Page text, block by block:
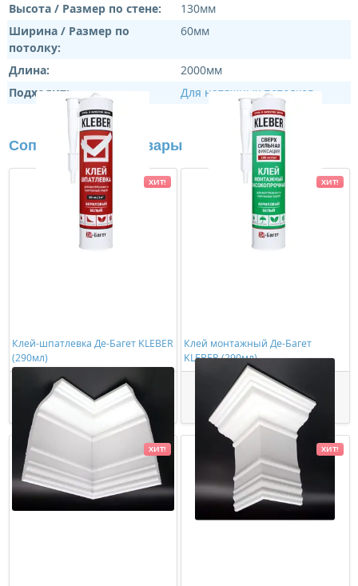
Высота / Размер по стене:
130мм
Ширина / Размер по
потолку:
60мм
Длина:
2000мм
Подходит:
Для натяжных потолков
Сопутствующие товары
Клей-шпатлевка Де-Багет KLEBER
(290мл)
363,00 ₽/шт
Купить
ХИТ!
Клей монтажный Де-Багет
KLEBER (290мл)
534,00 ₽/шт
Купить
ХИТ!
ХИТ! ХИТ!